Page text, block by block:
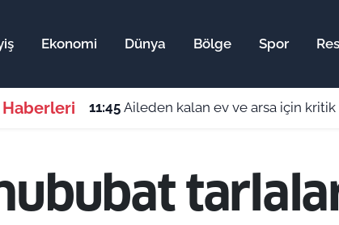
Ekonomi Dünya Bölge Spor
Haberleri 11:45 Aileden kalan ev ve arsa için